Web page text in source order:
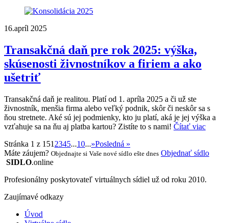
16.apríl 2025
Transakčná daň pre rok 2025: výška,
skúsenosti živnostníkov a firiem a ako
ušetriť
Transakčná daň je realitou. Platí od 1. apríla 2025 a či už ste
živnostník, menšia firma alebo veľký podnik, skôr či neskôr sa s
ňou stretnete. Aké sú jej podmienky, kto ju platí, aká je jej výška a
vzťahuje sa na ňu aj platba kartou? Zistíte to s nami! Čítať viac
Stránka 1 z 151 2345...10...»Posledná »
Máte záujem? Objednajte si Vaše nové sídlo ešte dnes Objednať sídlo
SIDLO.online
Profesionálny poskytovateľ virtuálnych sídiel už od roku 2010.
Zaujímavé odkazy
Úvod